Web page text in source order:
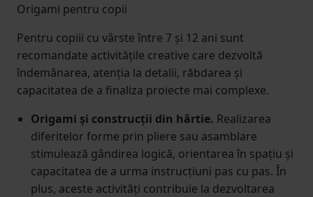
Origami pentru copii
Pentru copiii cu vârste între 7 și 12 ani sunt
recomandate activitățile creative care dezvoltă
îndemânarea, atenția la detalii, răbdarea și
capacitatea de a finaliza proiecte mai complexe.
Origami și construcții din hârtie. Realizarea
diferitelor forme prin pliere sau asamblare
stimulează gândirea logică, orientarea în spațiu și
capacitatea de a urma instrucțiuni pas cu pas. În
plus, aceste activități contribuie la dezvoltarea